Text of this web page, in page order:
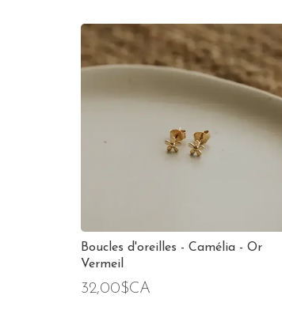
Boucles d'oreilles - Camélia - Or
Vermeil
32,00$CA